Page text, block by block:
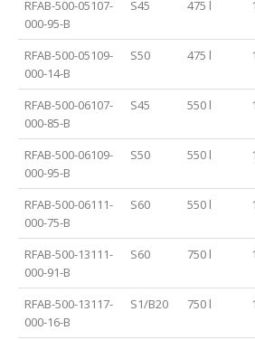
RFAB-500-05107-
000-95-B
S45 475 l
RFAB-500-05109-
000-14-B
S50 475 l
RFAB-500-06107-
000-85-B
S45 550 l
RFAB-500-06109-
000-95-B
S50 550 l
RFAB-500-06111-
000-75-B
S60 550 l
RFAB-500-13111-
000-91-B
S60 750 l
RFAB-500-13117-
000-16-B
S1/B20 750 l